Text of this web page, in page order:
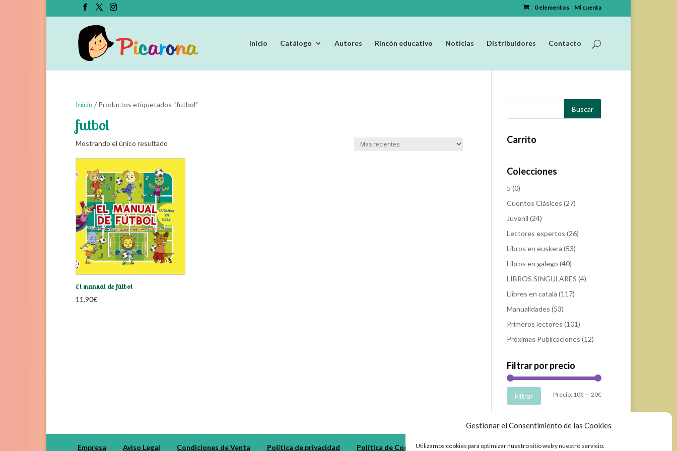
Gestionar el Consentimiento de las Cookies
Utilizamos cookies para optimizar nuestro sitio web y nuestro servicio.
Mi cuenta
0 elementos
Inicio Catálogo Autores Rincón educativo Noticias Distribuidores Contacto
Inicio / Productos etiquetados “futbol”
futbol
Mostrando el único resultado
El manual de fútbol
11,90€
Carrito
Colecciones
5 (0)
Cuentos Clásicos (27)
Juvenil (24)
Lectores expertos (26)
Libros en euskera (53)
Libros en galego (40)
LIBROS SINGULARES (4)
Llibres en català (117)
Manualidades (53)
Primeros lectores (101)
Próximas Publicaciones (12)
Filtrar por precio
Precio
Precio
Filtrar Precio: 10€— 20€
Empresa Aviso Legal Condiciones de Venta Política de privacidad Política de Cookies Development & Design by Ixole